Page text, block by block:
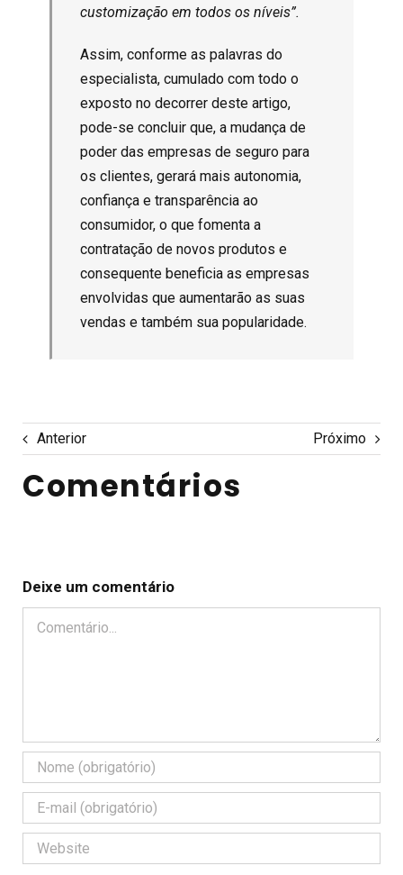
customização em todos os níveis”.
Assim, conforme as palavras do
especialista, cumulado com todo o
exposto no decorrer deste artigo,
pode-se concluir que, a mudança de
poder das empresas de seguro para
os clientes, gerará mais autonomia,
confiança e transparência ao
consumidor, o que fomenta a
contratação de novos produtos e
consequente beneficia as empresas
envolvidas que aumentarão as suas
vendas e também sua popularidade.
Anterior Próximo
Comentários
Deixe um comentário
Comentário